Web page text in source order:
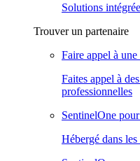
Solutions
Trouver un partenaire
Faire appel à
Faites appel à
professionnelles
SentinelOne
Hébergé dans